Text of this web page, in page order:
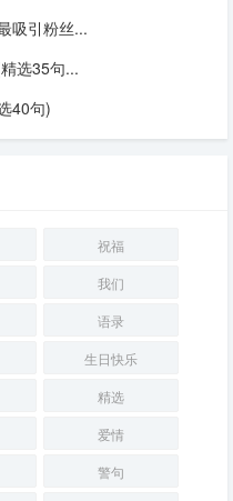
吸引粉丝...
选35句...
40句)
祝福
我们
语录
生日快乐
精选
爱情
警句